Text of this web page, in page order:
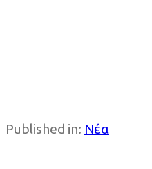
Published in: Νέα